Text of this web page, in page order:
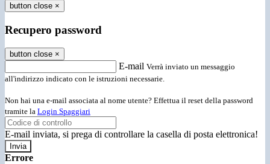
button close ×
Recupero password
button close ×
E-mail Verrà inviato un messaggio
all'indirizzo indicato con le istruzioni necessarie.
Non hai una e-mail associata al nome utente? Effettua il reset della password
tramite la Login Spaggiari
E-mail inviata, si prega di controllare la casella di posta elettronica!
Errore